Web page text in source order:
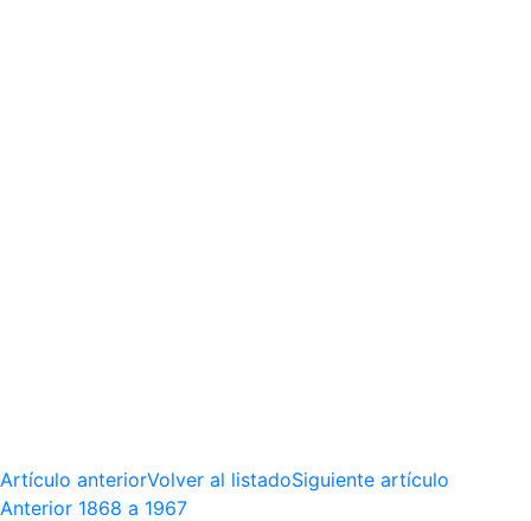
Artículo anteriorVolver al listadoSiguiente artículo
Anterior 1868 a 1967